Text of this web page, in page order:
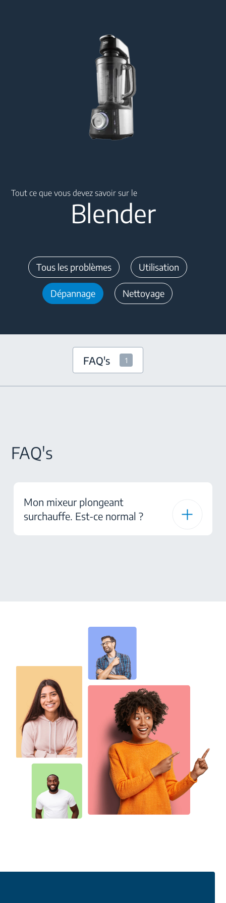
Tout ce que vous devez savoir sur le
Blender
Tous les problèmes Utilisation
Dépannage Nettoyage
FAQ's 1
FAQ's
Mon mixeur plongeant
surchauffe. Est-ce normal ?